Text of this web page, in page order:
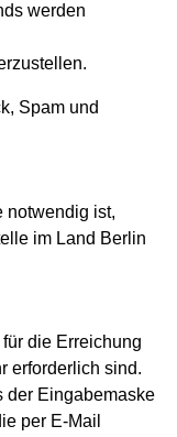
werden
Spam und
notwendig ist,
im Land Berlin
die Erreichung
erforderlich sind.
der Eingabemaske
per E-Mail